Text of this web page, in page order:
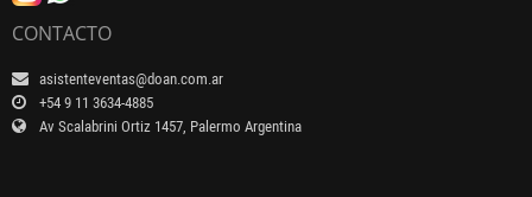
CONTACTO
asistenteventas@doan.com.ar
+54 9 11 3634-4885
Av Scalabrini Ortiz 1457, Palermo Argentina